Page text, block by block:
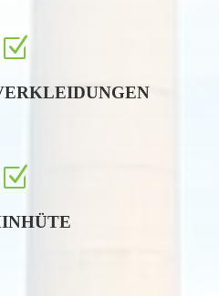
Z
Z